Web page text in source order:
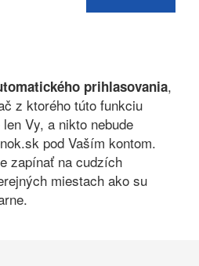
prihlasovania,
z ktorého túto funkciu
Vy, a nikto nebude
pod Vaším kontom.
zapínať na cudzích
miestach ako su